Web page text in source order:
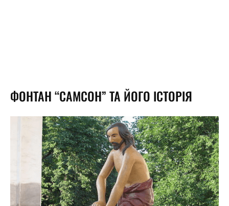
ФОНТАН “САМСОН” ТА ЙОГО ІСТОРІЯ